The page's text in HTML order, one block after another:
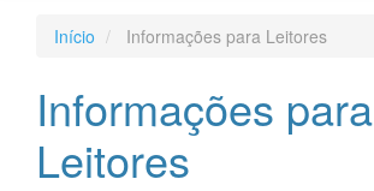
Início Informações para Leitores
Informações para
Leitores